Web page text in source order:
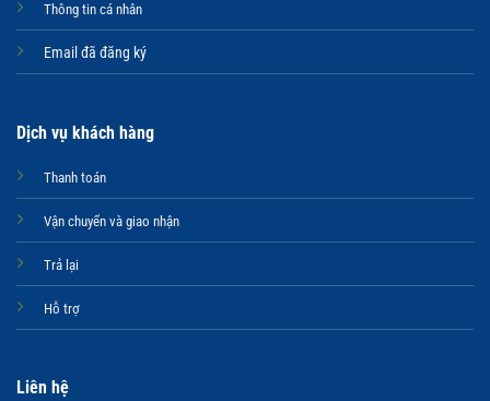
Thông tin cá nhân
Email đã đăng ký
Dịch vụ khách hàng
Thanh toán
Vận chuyển và giao nhận
Trả lại
Hỗ trợ
Liên hệ